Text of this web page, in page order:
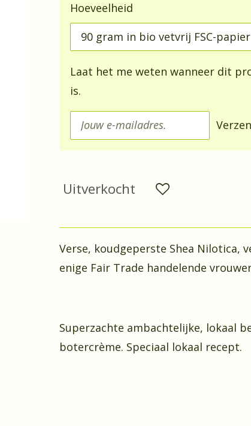
Hoeveelheid
Laat het me weten wanneer dit
is.
Uitverkocht
Verse, koudgeperste Shea Nilotica,
enige Fair Trade handelende
Superzachte ambachtelijke, lokaal
botercrème. Speciaal lokaal recept.